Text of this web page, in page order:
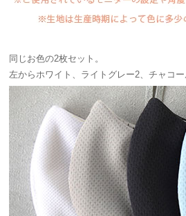
同じお色の2枚セット。
左からホワイト、ライトグレー2、チャコ